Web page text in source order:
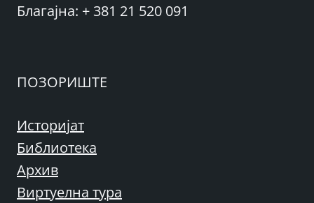
Благајна: + 381 21 520 091
ПОЗОРИШТЕ
Историјат
Библиотека
Архив
Виртуелна тура